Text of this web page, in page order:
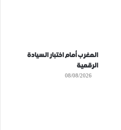
المغرب أمام اختبار السيادة
الرقمية
08/08/2026